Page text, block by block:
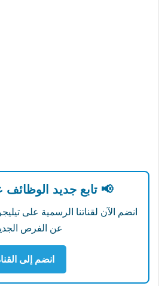
📢 تابع جديد الوظائف
انضم الآن لقناتنا الرسمية على
عن الفرص
انضم إلى